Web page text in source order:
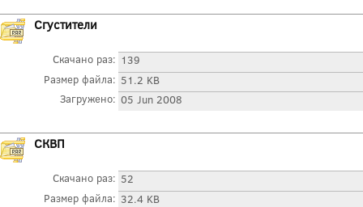
Сгустители
Скачано раз: 139
Размер файла: 51.2 KB
Загружено: 05 Jun 2008
СКВП
Скачано раз: 52
Размер файла: 32.4 KB